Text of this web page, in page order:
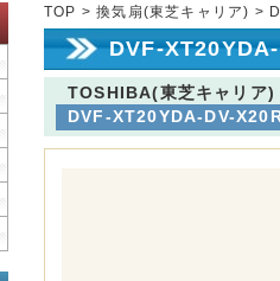
TOP >換気扇(東芝キャリア) >
DVF-
TOSHIBA(東芝キャリア)
DVF-XT20YDA-DV-